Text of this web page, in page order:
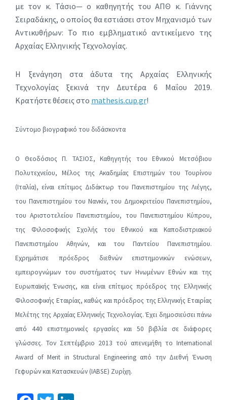
με τον κ. Τάσιο— ο καθηγητής του ΑΠΘ κ. Γιάννης
Σειραδάκης, ο οποίος θα εστιάσει στον Μηχανισμό των
Αντικυθήρων: Το πιο εμβληματικό αντικείμενο της
Αρχαίας Ελληνικής Τεχνολογίας.
Η ξενάγηση στα άδυτα της Αρχαίας Ελληνικής
Τεχνολογίας ξεκινά την Δευτέρα 6 Μαΐου 2019.
Κρατήστε θέσεις στο mathesis.cup.gr!
Σύντομο βιογραφικό του διδάσκοντα
Ο Θεοδόσιος Π. ΤΑΣΙΟΣ, Καθηγητής του Εθνικού Μετσόβιου
Πολυτεχνείου, Μέλος της Ακαδημίας Επιστημών του Τουρίνου
(Ιταλία), είναι επίτιμος Διδάκτωρ του Πανεπιστημίου της Λιέγης,
του Πανεπιστημίου του Νανκίν, του Δημοκριτείου Πανεπιστημίου,
του Αριστοτελείου Πανεπιστημίου, του Πανεπιστημίου Κύπρου,
της Φιλοσοφικής Σχολής του Εθνικού και Καποδιστριακού
Πανεπιστημίου Αθηνών, και του Παντείου Πανεπιστημίου.
Εχρημάτισε πρόεδρος διεθνών επιστημονικών ενώσεων,
εμπειρογνώμων του συστήματος των Ηνωμένων Εθνών και της
Ευρωπαϊκής Ένωσης, και είναι επίτιμος πρόεδρος της Ελληνικής
Φιλοσοφικής Εταιρίας, καθώς και πρόεδρος της Ελληνικής Εταιρίας
Μελέτης της Αρχαίας Ελληνικής Τεχνολογίας. Έχει δημοσιεύσει πάνω
από 440 επιστημονικές εργασίες και 50 βιβλία σε διάφορες
γλώσσες. Τον Σεπτέμβριο 2013 τού απενεμήθη το International
Award of Merit in Structural Engineering από την Διεθνή Ένωση
Γεφυρών και Κατασκευών (IABSE) Ζυρίχη.